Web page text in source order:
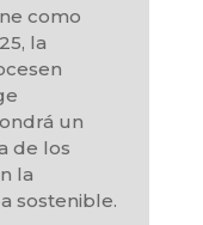
como
la
un
de los
la
sostenible.